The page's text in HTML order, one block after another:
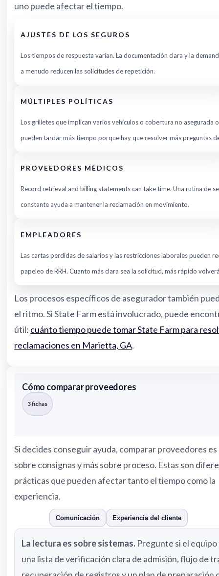
uno puede afectar el tiempo.
AJUSTES DE LOS SEGUROS
Los tiempos de respuesta varían. La documentación clara y la
a menudo reducen las solicitudes de repetición.
MÚLTIPLES POLÍTICAS
Los grilletes que implican varios vehículos o cobertura no asegurada
pueden tardar más tiempo porque hay que resolver más preguntas
PROVEEDORES MÉDICOS
Record retrieval and billing statements can take time. Una rutina de
constante ayuda a mantener la reclamación en movimiento.
EMPLEADORES
Las cartas perdidas de salarios y las restricciones laborales pueden
papeleo de RRH. Cuanto más clara sea la solicitud, más rápido
Los procesos específicos de asegurador también
el ritmo. Si State Farm está involucrado, puede
útil: cuánto tiempo puede tomar State Farm para
reclamaciones en Marietta, GA.
Cómo comparar proveedores
3 fichas
Si decides conseguir ayuda, comparar proveedores es
sobre consignas y más sobre proceso. Estas son
prácticas que pueden afectar tanto el tiempo como la
experiencia.
Comunicación Experiencia del cliente
La lectura es sobre sistemas. Pregunte si el
una lista de verificación clara de admisión, flujo de